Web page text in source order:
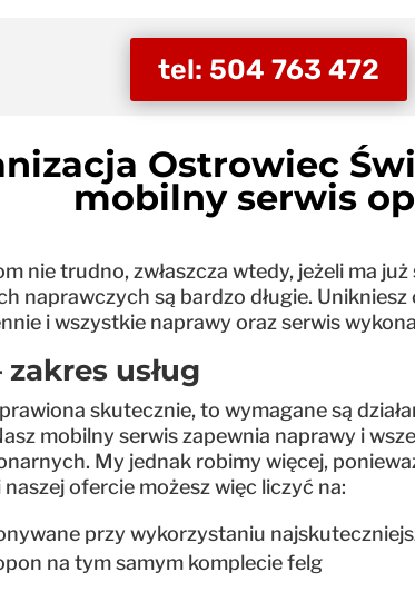
tel: 504 763 472
Ostrowiec
mobilny serwis
nie trudno, zwłaszcza wtedy, jeżeli ma
naprawczych są bardzo długie.
i wszystkie naprawy oraz serwis
usług
skutecznie, to wymagane są
mobilny serwis zapewnia naprawy i
My jednak robimy więcej,
ofercie możesz więc liczyć na:
przy wykorzystaniu
na tym samym komplecie felg